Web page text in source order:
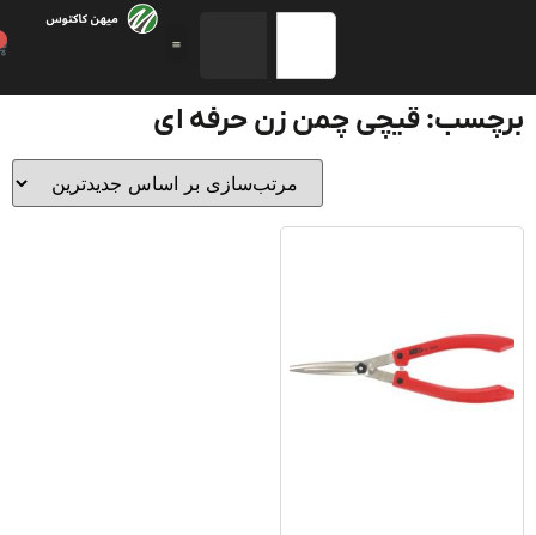
قیچی چمن زن حرفه ای